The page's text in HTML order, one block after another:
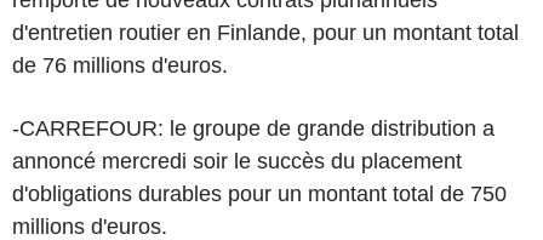
d'entretien routier en Finlande, pour un montant total
de 76 millions d'euros.
-CARREFOUR: le groupe de grande distribution a
annoncé mercredi soir le succès du placement
d'obligations durables pour un montant total de 750
millions d'euros.